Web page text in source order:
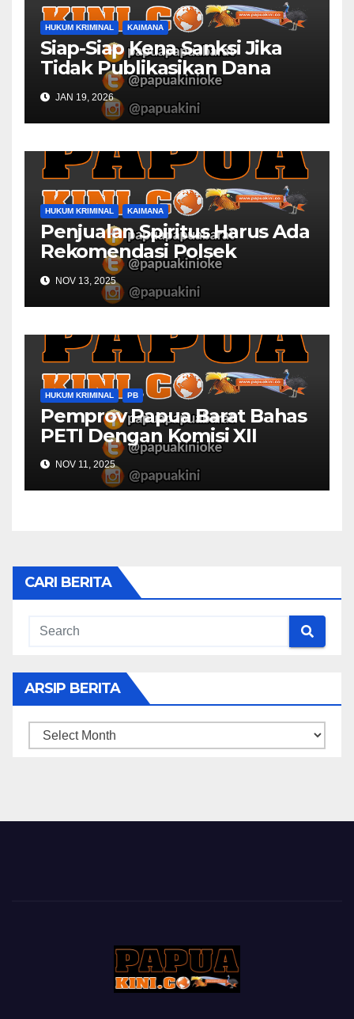
HUKUM KRIMINAL KAIMANA
Siap-Siap Kena Sanksi Jika
Tidak Publikasikan Dana
Desa
JAN 19, 2026
HUKUM KRIMINAL KAIMANA
Penjualan Spiritus Harus Ada
Rekomendasi Polsek
Kaimana
NOV 13, 2025
HUKUM KRIMINAL PB
Pemprov Papua Barat Bahas
PETI Dengan Komisi XII
NOV 11, 2025
CARI BERITA
ARSIP BERITA
ARSIP